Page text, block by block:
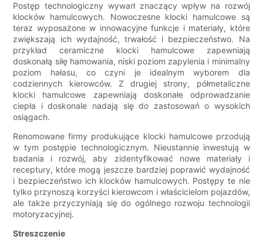
Postęp technologiczny wywarł znaczący wpływ na rozwój
klocków hamulcowych. Nowoczesne klocki hamulcowe są
teraz wyposażone w innowacyjne funkcje i materiały, które
zwiększają ich wydajność, trwałość i bezpieczeństwo. Na
przykład ceramiczne klocki hamulcowe zapewniają
doskonałą siłę hamowania, niski poziom zapylenia i minimalny
poziom hałasu, co czyni je idealnym wyborem dla
codziennych kierowców. Z drugiej strony, półmetaliczne
klocki hamulcowe zapewniają doskonałe odprowadzanie
ciepła i doskonale nadają się do zastosowań o wysokich
osiągach.
Renomowane firmy produkujące klocki hamulcowe przodują
w tym postępie technologicznym. Nieustannie inwestują w
badania i rozwój, aby zidentyfikować nowe materiały i
receptury, które mogą jeszcze bardziej poprawić wydajność
i bezpieczeństwo ich klocków hamulcowych. Postępy te nie
tylko przynoszą korzyści kierowcom i właścicielom pojazdów,
ale także przyczyniają się do ogólnego rozwoju technologii
motoryzacyjnej.
Streszczenie